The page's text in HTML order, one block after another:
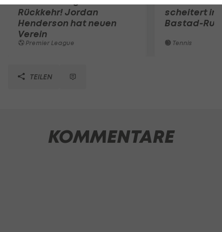
Rückkehr! Jordan
Henderson hat neuen
Verein
Premier League
scheitert in
Bastad-
Tennis
TEILEN
KOMMENTARE